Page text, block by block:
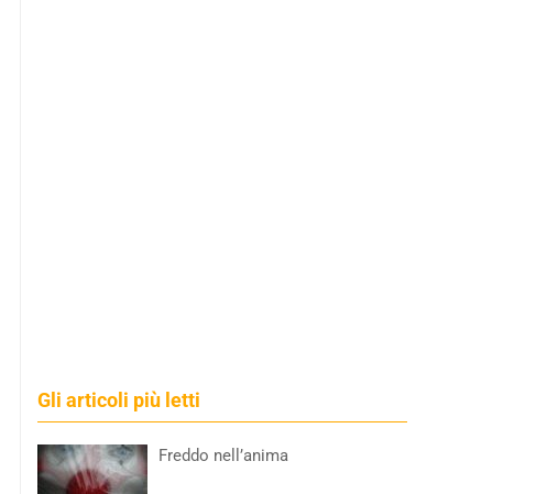
Gli articoli più letti
Freddo nell’anima